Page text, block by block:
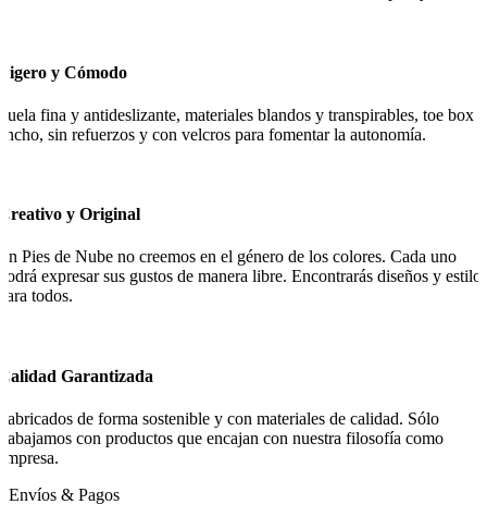
y Cómodo
fina y antideslizante, materiales blandos y transpirables, toe box
sin refuerzos y con velcros para fomentar la autonomía.
y Original
Pies de Nube no creemos en el género de los colores. Cada uno
expresar sus gustos de manera libre. Encontrarás diseños y estilos
todos.
Garantizada
de forma sostenible y con materiales de calidad. Sólo
con productos que encajan con nuestra filosofía como
Envíos & Pagos